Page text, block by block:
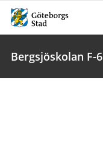
Bergsjöskolan F-6